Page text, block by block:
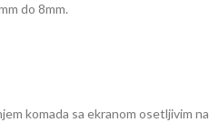
do 8mm.
komada sa ekranom osetljivim na